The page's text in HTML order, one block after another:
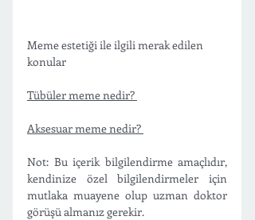
Meme estetiği ile ilgili merak edilen
konular
Tübüler meme nedir?
Aksesuar meme nedir?
Not: Bu içerik bilgilendirme amaçlıdır,
kendinize özel bilgilendirmeler için
mutlaka muayene olup uzman doktor
görüşü almanız gerekir.